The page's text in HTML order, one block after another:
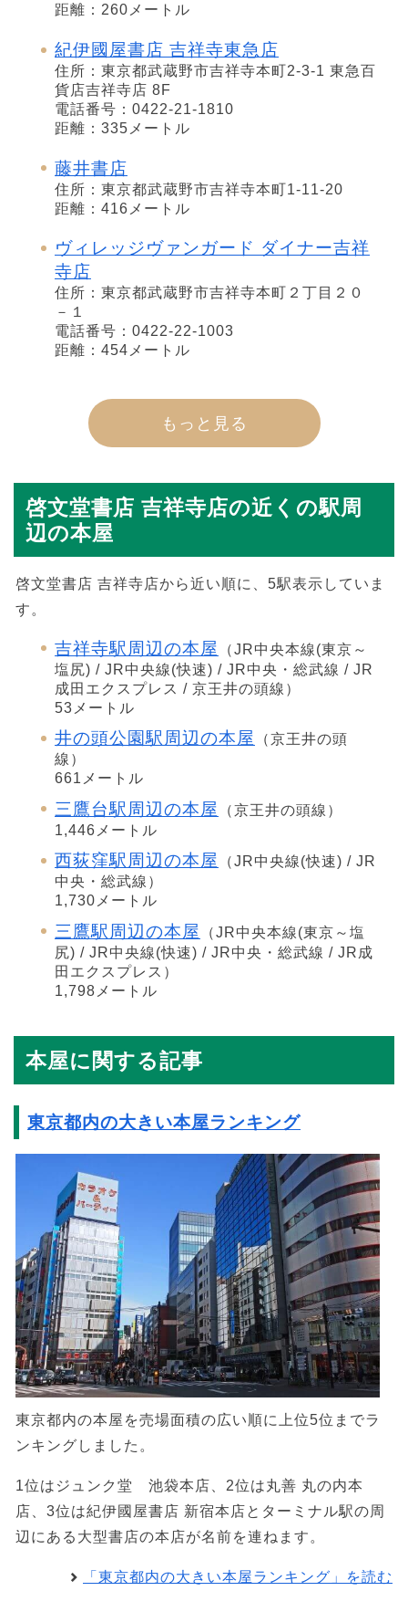
距離：260メートル
紀伊國屋書店 吉祥寺東急店
住所：東京都武蔵野市吉祥寺本町2-3-1 東急百
貨店吉祥寺店 8F
電話番号：0422-21-1810
距離：335メートル
藤井書店
住所：東京都武蔵野市吉祥寺本町1-11-20
距離：416メートル
ヴィレッジヴァンガード ダイナー吉祥
寺店
住所：東京都武蔵野市吉祥寺本町２丁目２０
－１
電話番号：0422-22-1003
距離：454メートル
もっと見る
啓文堂書店 吉祥寺店の近くの駅周
辺の本屋
啓文堂書店 吉祥寺店から近い順に、5駅表示していま
す。
吉祥寺駅周辺の本屋
（JR中央本線(東京～
塩尻) / JR中央線(快速) / JR中央・総武線 / JR
成田エクスプレス / 京王井の頭線）
53メートル
井の頭公園駅周辺の本屋
（京王井の頭
線）
661メートル
三鷹台駅周辺の本屋
（京王井の頭線）
1,446メートル
西荻窪駅周辺の本屋
（JR中央線(快速) / JR
中央・総武線）
1,730メートル
三鷹駅周辺の本屋
（JR中央本線(東京～塩
尻) / JR中央線(快速) / JR中央・総武線 / JR成
田エクスプレス）
1,798メートル
本屋に関する記事
東京都内の大きい本屋ランキング
東京都内の本屋を売場面積の広い順に上位5位までラ
ンキングしました。
1位はジュンク堂 池袋本店、2位は丸善 丸の内本
店、3位は紀伊國屋書店 新宿本店とターミナル駅の周
辺にある大型書店の本店が名前を連ねます。
「東京都内の大きい本屋ランキング」を読む